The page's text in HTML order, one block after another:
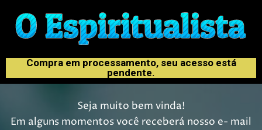
Compra em processamento, seu acesso está
pendente.
Seja muito bem vinda!
Em alguns momentos você receberá nosso e- mail